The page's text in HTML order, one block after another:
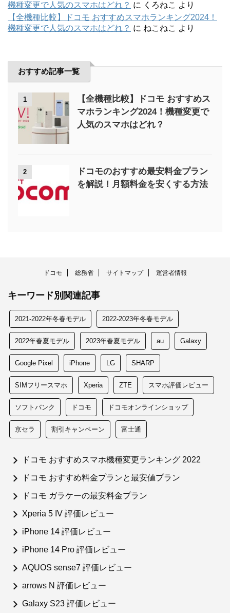
機種変更で人気のスマホはどれ？ に くろねこ より
【全機種比較】ドコモ おすすめスマホランキング2024！
機種変更で人気のスマホはどれ？ に ねこねこ より
おすすめ記事一覧
1
【全機種比較】ドコモ おすすめス
マホランキング2024！機種変更で
人気のスマホはどれ？
2
ドコモのおすすめ最安料金プラン
を解説！月額料金を安くする方法
ドコモ 総務省 サイトマップ 運営者情報
キーワード別関連記事
2021-2022年冬春モデル 2022-2023年冬春モデル
2022年春夏モデル 2023年春夏モデル au Galaxy
Google Pixel iPhone LG SHARP
SIMフリースマホ Xperia ZTE スマホ評価レビュー
ソフトバンク ドコモ ドコモオンラインショップ
京セラ 割引キャンペーン 富士通
ドコモ おすすめスマホ機種変更ランキング 2022
ドコモ おすすめ料金プランと最安値プラン
ドコモ ガラケーの最安料金プラン
Xperia 5 IV 評価レビュー
iPhone 14 評価レビュー
iPhone 14 Pro 評価レビュー
AQUOS sense7 評価レビュー
arrows N 評価レビュー
Galaxy S23 評価レビュー